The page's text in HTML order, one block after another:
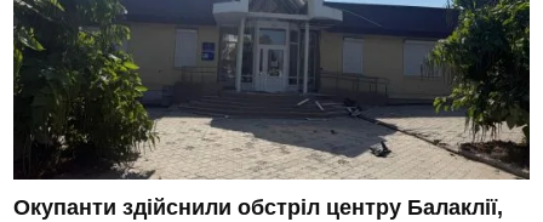
Окупанти здійснили обстріл центру Балаклії,